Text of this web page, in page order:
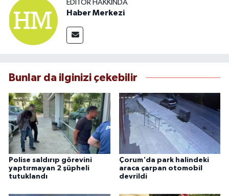
EDITÖR HAKKINDA
Haber Merkezi
Bunlar da ilginizi çekebilir
Polise saldırıp görevini
yaptırmayan 2 şüpheli
tutuklandı
Çorum'da park halindeki
araca çarpan otomobil
devrildi